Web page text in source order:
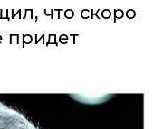
что скоро
придет